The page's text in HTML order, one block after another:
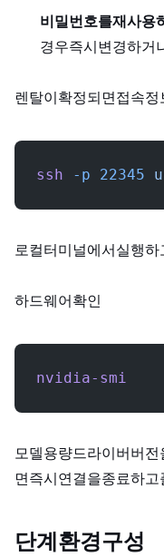
비밀번호를 재사용
경우 즉시 변경하거나
렌탈이 확정되면 SSH 접속
ssh -p 22345
로컬 터미널에서 실행하
하드웨어 확인:
nvidia-smi
GPU 모델, VRAM 용량, 드라
면 즉시 연결을 종료하
단계 2: 환경 구성